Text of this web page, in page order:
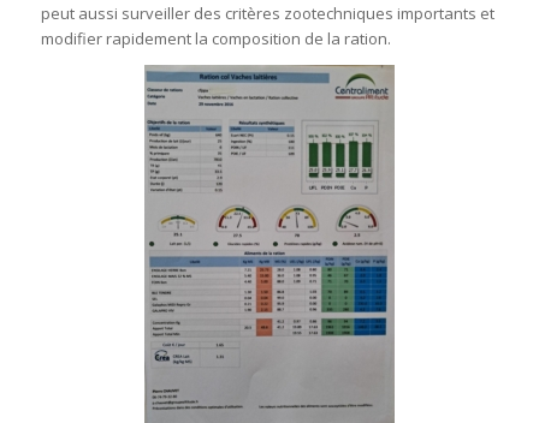
peut aussi surveiller des critères zootechniques importants et
modifier rapidement la composition de la ration.